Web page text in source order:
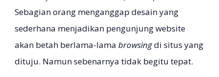
Sebagian orang menganggap desain yang
sederhana menjadikan pengunjung website
akan betah berlama-lama browsingdi situs yang
dituju. Namun sebenarnya tidak begitu tepat.